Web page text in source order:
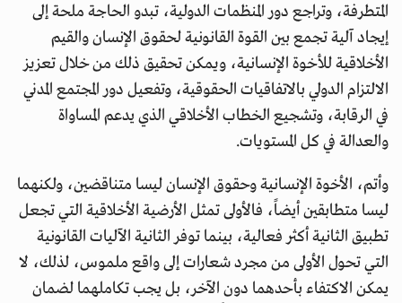
المتطرفة، وتراجع دور المنظمات الدولية، تبدو الحاجة ملحة إلى
إيجاد آلية تجمع بين القوة القانونية لحقوق الإنسان والقيم
الأخلاقية للأخوة الإنسانية، ويمكن تحقيق ذلك من خلال تعزيز
الالتزام الدولي بالاتفاقيات الحقوقية، وتفعيل دور المجتمع المدني
في الرقابة، وتشجيع الخطاب الأخلاقي الذي يدعم المساواة
والعدالة في كل المستويات.
وأتم، الأخوة الإنسانية وحقوق الإنسان ليسا متناقضين، ولكنهما
ليسا متطابقين أيضاً، فالأولى تمثل الأرضية الأخلاقية التي تجعل
تطبيق الثانية أكثر فعالية، بينما توفر الثانية الآليات القانونية
التي تحول الأولى من مجرد شعارات إلى واقع ملموس، لذلك، لا
يمكن الاكتفاء بأحدهما دون الآخر، بل يجب تكاملهما لضمان